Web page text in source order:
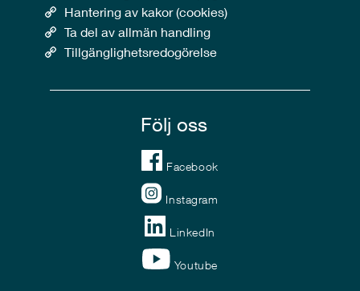
Hantering av kakor (cookies)
Ta del av allmän handling
Tillgänglighetsredogörelse
Följ oss
Facebook
Instagram
LinkedIn
Youtube